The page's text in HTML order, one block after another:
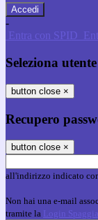
-
Entra con SPID
Seleziona utente
button close ×
Recupero
button close ×
all'indirizzo indicato
Non hai una e-mail
tramite la Login